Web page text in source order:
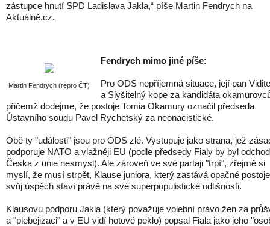
zástupce hnutí SPD Ladislava Jakla,“ píše Martin Fendrych na
Aktuálně.cz.
Martin Fendrych (repro ČT)
Fendrych mimo jiné píše:
Pro ODS nepříjemná situace, její pan
a Slyšitelný kope za kandidáta
přičemž dodejme, že postoje Tomia Okamury označil předseda
Ústavního soudu Pavel Rychetský za neonacistické.
Obě ty "události" jsou pro ODS zlé. Vystupuje jako strana, jež
podporuje NATO a vlažněji EU (podle předsedy Fialy by byl odchod
Česka z unie nesmysl). Ale zároveň ve své partaji "trpí", zřejmě si
myslí, že musí strpět, Klause juniora, který zastává opačné
svůj úspěch staví právě na své superpopulistické odlišnosti.
Klausovu podporu Jakla (který považuje volební právo žen za
a "plebejizaci" a v EU vidí hotové peklo) popsal Fiala jako jeho